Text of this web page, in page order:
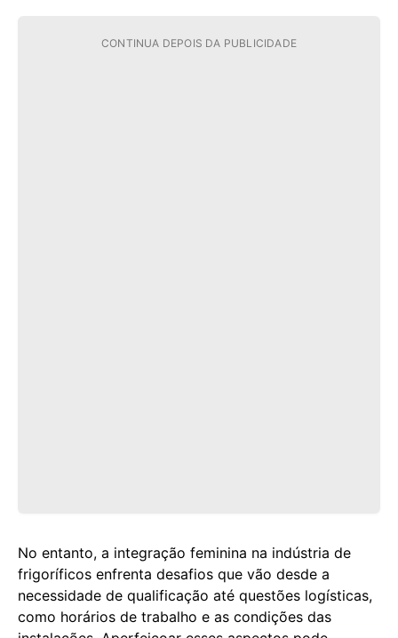
CONTINUA DEPOIS DA PUBLICIDADE
No entanto, a integração feminina na indústria de
frigoríficos enfrenta desafios que vão desde a
necessidade de qualificação até questões logísticas,
como horários de trabalho e as condições das